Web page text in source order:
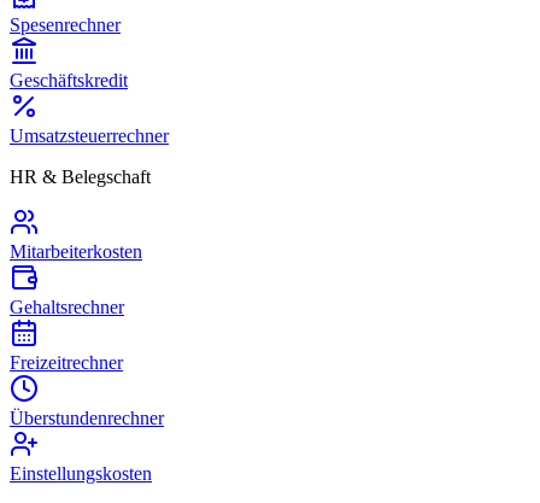
Spesenrechner
Geschäftskredit
Umsatzsteuerrechner
HR & Belegschaft
Mitarbeiterkosten
Gehaltsrechner
Freizeitrechner
Überstundenrechner
Einstellungskosten